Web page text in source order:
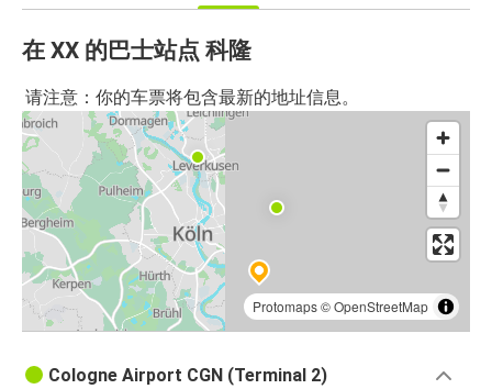
在 XX 的巴士站点 科隆
请注意：你的车票将包含最新的地址信息。
Protomaps©OpenStreetMap
Cologne Airport CGN (Terminal 2)